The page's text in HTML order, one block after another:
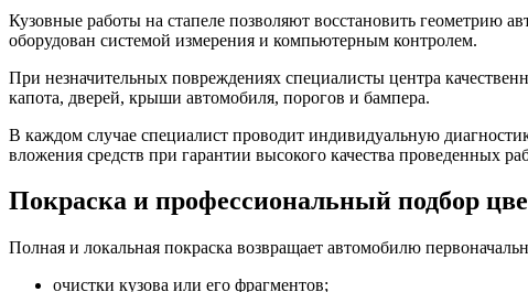
Кузовные работы на стапеле позволяют восстановить геометрию
оборудован системой измерения и компьютерным контролем.
При незначительных повреждениях специалисты центра
капота, дверей, крыши автомобиля, порогов и бампера.
В каждом случае специалист проводит индивидуальную
вложения средств при гарантии высокого качества проведенных
Покраска и профессиональный подбор
Полная и локальная покраска возвращает автомобилю
очистки кузова или его фрагментов;